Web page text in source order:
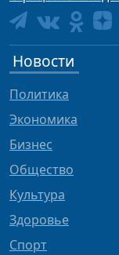
Новости
Политика
Экономика
Бизнес
Общество
Культура
Здоровье
Спорт